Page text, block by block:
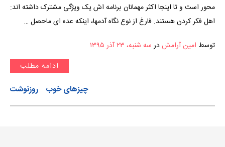
محور است و تا اینجا اکثر مهمانان برنامه اش یک ویژگی مشترک داشته اند:
اهل فکر کردن هستند. فارغ از نوع نگاه آدمها، اینکه عده ای ماحصل …
توسط امین آرامشدر سه شنبه، ۲۳ آذر ۱۳۹۵
ادامه مطلب
چیزهای خوب روزنوشت